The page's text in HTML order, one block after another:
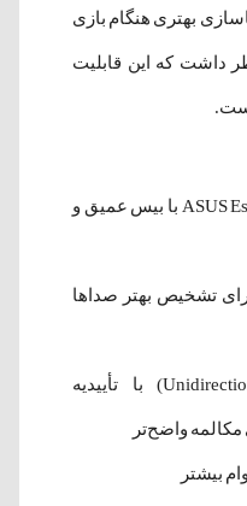
بهتری هنگام بازی
داشت که این قابلیت
درایور 50 میلی‌متری ASUS Essence با بیس عمیق و
فراگیر مجازی 7.1 برای تشخیص بهتر صداها
میکروفون یک‌طرفه (Unidirectional) با تأییدیه
بیشتر